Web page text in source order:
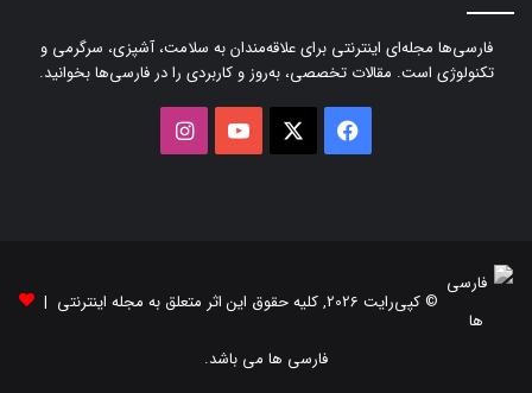
فارسی‌ها مجله‌ای اینترنتی برای علاقه‌مندان به سلامت، آشپزی، سرگرمی و
تکنولوژی است. مقالات تخصصی، به‌روز و کاربردی را در فارسی‌ها بخوانید.
فیسبوک یوتیوب
© کپی‌رایت 2026, کلیه حقوق این اثر متعلق به مجله اینترنتی |
فارسی ها می باشد.